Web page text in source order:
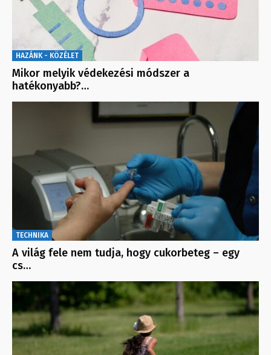
HAZÁNK - KÖZÉLET
Mikor melyik védekezési módszer a
hatékonyabb?…
TECHNIKA
A világ fele nem tudja, hogy cukorbeteg – egy
cs…